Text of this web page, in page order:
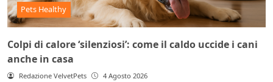
Pets Healthy
Colpi di calore ‘silenziosi’: come il caldo uccide i cani
anche in casa
Redazione VelvetPets 4 Agosto 2026